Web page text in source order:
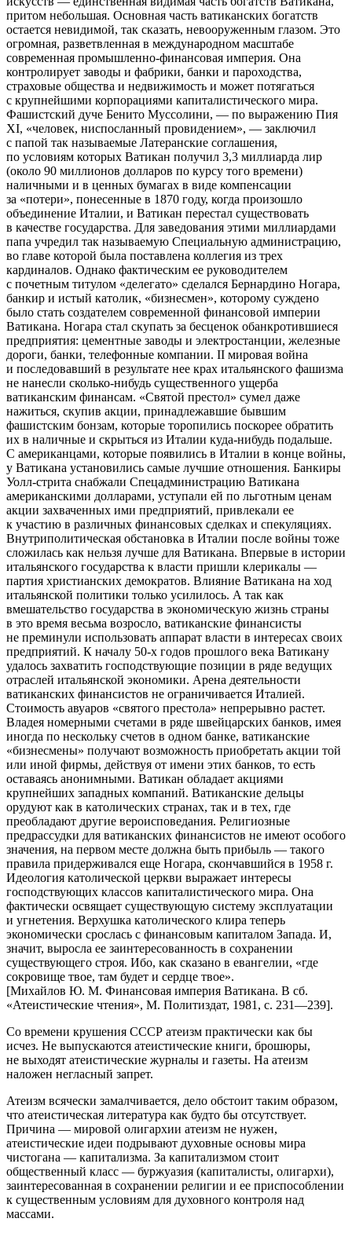
притом небольшая. Основная часть ватиканских богатств
остается невидимой, так сказать, невооруженным глазом. Это
огромная, разветвленная в международном масштабе
современная промышленно-финансовая империя. Она
контролирует заводы и фабрики, банки и пароходства,
страховые общества и недвижимость и может потягаться
с крупнейшими корпорациями капиталистического мира.
Фашистский дуче Бенито Муссолини, — по выражению Пия
XI, «человек, ниспосланный провидением», — заключил
с папой так называемые Латеранские соглашения,
по условиям которых Ватикан получил 3,3 миллиарда лир
(около 90 миллионов долларов по курсу того времени)
наличными и в ценных бумагах в виде компенсации
за «потери», понесенные в 1870 году, когда произошло
объединение Италии, и Ватикан перестал существовать
в качестве государства. Для заведования этими миллиардами
папа учредил так называемую Специальную администрацию,
во главе которой была поставлена коллегия из трех
кардиналов. Однако фактическим ее руководителем
с почетным титулом «делегато» сделался Бернардино Ногара,
банкир и истый католик, «бизнесмен», которому суждено
было стать создателем современной финансовой империи
Ватикана. Ногара стал скупать за бесценок обанкротившиеся
предприятия: цементные заводы и электростанции, железные
дороги, банки, телефонные компании. II мировая война
и последовавший в результате нее крах итальянского фашизма
не нанесли сколько-нибудь существенного ущерба
ватиканским финансам. «Святой престол» сумел даже
нажиться, скупив акции, принадлежавшие бывшим
фашистским бонзам, которые торопились поскорее обратить
их в наличные и скрыться из Италии куда-нибудь подальше.
С американцами, которые появились в Италии в конце войны,
у Ватикана установились самые лучшие отношения. Банкиры
Уолл-стрита снабжали Спецадминистрацию Ватикана
американскими долларами, уступали ей по льготным ценам
акции захваченных ими предприятий, привлекали ее
к участию в различных финансовых сделках и спекуляциях.
Внутриполитическая обстановка в Италии после войны тоже
сложилась как нельзя лучше для Ватикана. Впервые в истории
итальянского государства к власти пришли клерикалы —
партия христианских демократов. Влияние Ватикана на ход
итальянской политики только усилилось. А так как
вмешательство государства в экономическую жизнь страны
в это время весьма возросло, ватиканские финансисты
не преминули использовать аппарат власти в интересах своих
предприятий. К началу 50-х годов прошлого века Ватикану
удалось захватить господствующие позиции в ряде ведущих
отраслей итальянской экономики. Арена деятельности
ватиканских финансистов не ограничивается Италией.
Стоимость авуаров «святого престола» непрерывно растет.
Владея номерными счетами в ряде швейцарских банков, имея
иногда по нескольку счетов в одном банке, ватиканские
«бизнесмены» получают возможность приобретать акции той
или иной фирмы, действуя от имени этих банков, то есть
оставаясь анонимными. Ватикан обладает акциями
крупнейших западных компаний. Ватиканские дельцы
орудуют как в католических странах, так и в тех, где
преобладают другие вероисповедания. Религиозные
предрассудки для ватиканских финансистов не имеют особого
значения, на первом месте должна быть прибыль — такого
правила придерживался еще Ногара, скончавшийся в 1958 г.
Идеология католической церкви выражает интересы
господствующих классов капиталистического мира. Она
фактически освящает существующую систему эксплуатации
и угнетения. Верхушка католического клира теперь
экономически срослась с финансовым капиталом Запада. И,
значит, выросла ее заинтересованность в сохранении
существующего строя. Ибо, как сказано в евангелии, «где
сокровище твое, там будет и сердце твое».
[Михайлов Ю. М. Финансовая империя Ватикана. В сб.
«Атеистические чтения», М. Политиздат, 1981, c. 231—239].
Со времени крушения СССР атеизм практически как бы
исчез. Не выпускаются атеистические книги, брошюры,
не выходят атеистические журналы и газеты. На атеизм
наложен негласный запрет.
Атеизм всячески замалчивается, дело обстоит таким образом,
что атеистическая литература как будто бы отсутствует.
Причина — мировой олигархии атеизм не нужен,
атеистические идеи подрывают духовные основы мира
чистогана — капитализма. За капитализмом стоит
общественный класс — буржуазия (капиталисты, олигархи),
заинтересованная в сохранении религии и ее приспособлении
к существенным условиям для духовного контроля над
массами.